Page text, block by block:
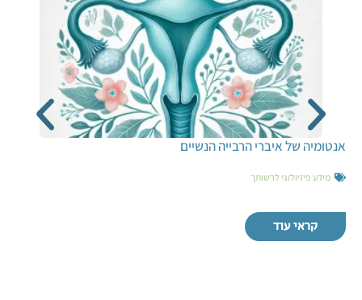
אנטומיה של איברי הרבייה הנשיים
מידע פיזיולוגי לרשותך
קראי עוד